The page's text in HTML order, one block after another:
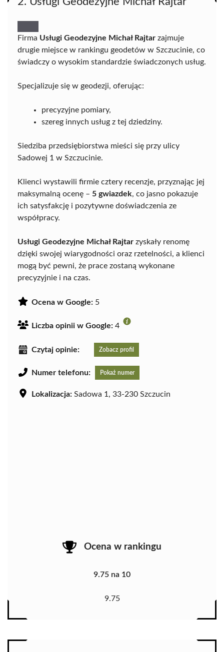
Firma Usługi Geodezyjne Michał Rajtar zajmuje
drugie miejsce w rankingu geodetów w Szczucinie, co
świadczy o wysokim standardzie świadczonych usług.
Specjalizuje się w geodezji, oferując:
precyzyjne pomiary,
szereg innych usług z tej dziedziny.
Siedziba przedsiębiorstwa mieści się przy ulicy
Sadowej 1 w Szczucinie.
Klienci wystawili firmie cztery recenzje, przyznając jej
maksymalną ocenę – 5 gwiazdek, co jasno pokazuje
ich satysfakcję i pozytywne doświadczenia ze
współpracy.
Usługi Geodezyjne Michał Rajtar zyskały renomę
dzięki swojej wiarygodności oraz rzetelności, a klienci
mogą być pewni, że prace zostaną wykonane
precyzyjnie i na czas.
Ocena w Google: 5
Liczba opinii w Google: 4
Czytaj opinie: Zobacz profil
Numer telefonu: Pokaż numer
Lokalizacja: Sadowa 1, 33-230 Szczucin
Ocena w rankingu
9.75 na 10
9.75